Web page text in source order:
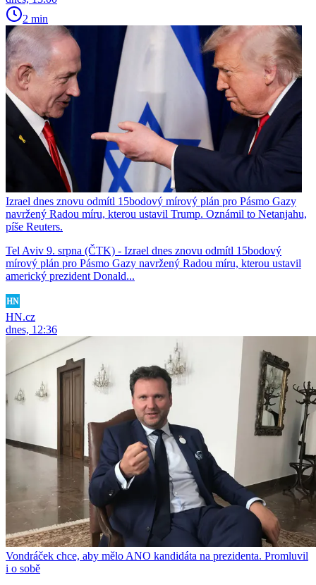
2 min
Izrael dnes znovu odmítl 15bodový mírový plán pro Pásmo Gazy
navržený Radou míru, kterou ustavil Trump. Oznámil to Netanjahu,
píše Reuters.
Tel Aviv 9. srpna (ČTK) - Izrael dnes znovu odmítl 15bodový
mírový plán pro Pásmo Gazy navržený Radou míru, kterou ustavil
americký prezident Donald...
HN.cz
dnes, 12:36
Vondráček chce, aby mělo ANO kandidáta na prezidenta. Promluvil
i o sobě